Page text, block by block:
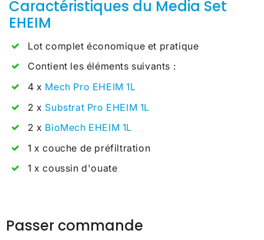
Caractéristiques du Media Set
EHEIM
Lot complet économique et pratique
Contient les éléments suivants :
4 x Mech Pro EHEIM 1L
2 x Substrat Pro EHEIM 1L
2 x BioMech EHEIM 1L
1 x couche de préfiltration
1 x coussin d'ouate
Passer commande